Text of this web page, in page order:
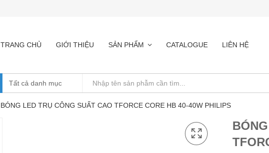
TRANG CHỦ GIỚI THIỆU SẢN PHẨM CATALOGUE LIÊN HỆ
BÓNG LED TRỤ CÔNG SUẤT CAO TFORCE CORE HB 40-40W PHILIPS